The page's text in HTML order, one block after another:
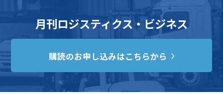
月刊ロジスティクス・ビジネス
購読のお申し込みはこちらから